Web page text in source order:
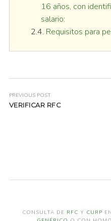
16 años, con
salario:
Requisitos para
PREVIOUS POST
VERIFICAR RFC
CONSULTA DE RFC Y CURP